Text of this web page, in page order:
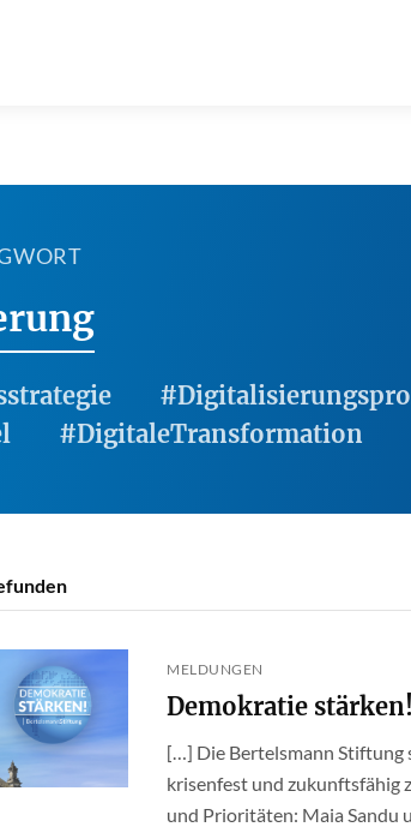
#DigitaleTransformation
MELDUNGEN
Demokratie stärken!
[…] Die Bertelsmann Stiftung
krisenfest und zukunftsfähig
und Prioritäten: Maia Sandu